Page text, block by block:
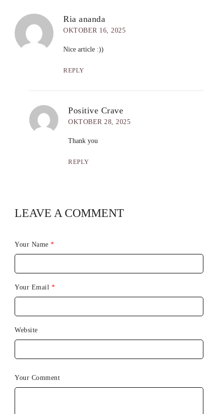
Ria ananda
OKTOBER 16, 2025
Nice article :))
REPLY
Positive Crave
OKTOBER 28, 2025
Thank you
REPLY
LEAVE A COMMENT
Your Name *
Your Email *
Website
Your Comment